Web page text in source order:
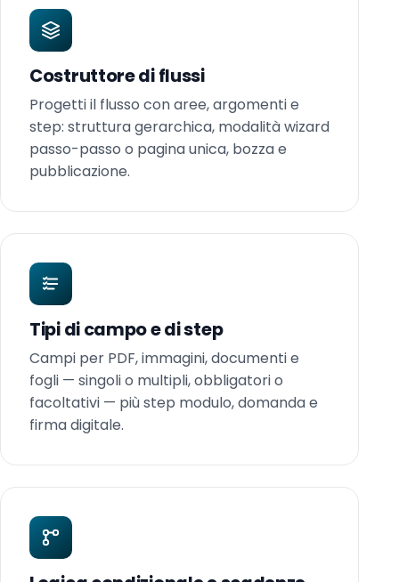
Costruttore di flussi
Progetti il flusso con aree, argomenti e
step: struttura gerarchica, modalità wizard
passo-passo o pagina unica, bozza e
pubblicazione.
Tipi di campo e di step
Campi per PDF, immagini, documenti e
fogli — singoli o multipli, obbligatori o
facoltativi — più step modulo, domanda e
firma digitale.